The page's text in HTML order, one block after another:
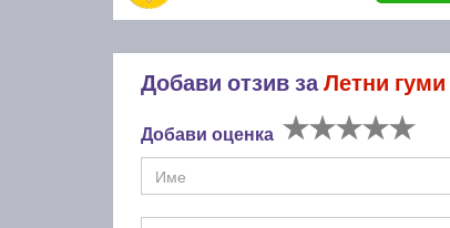
Добави отзив заЛетни гуми
Добави оценка